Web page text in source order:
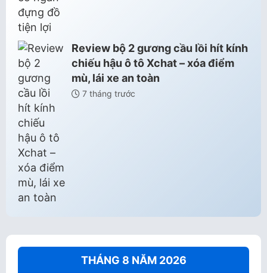
Review bộ 2 gương cầu lồi hít kính
chiếu hậu ô tô Xchat – xóa điểm
mù, lái xe an toàn
7 tháng trước
THÁNG 8 NĂM 2026